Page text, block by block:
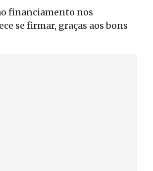
financiamento nos
se firmar, graças aos bons